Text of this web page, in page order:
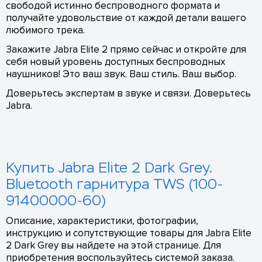
свободой истинно беспроводного формата и
получайте удовольствие от каждой детали вашего
любимого трека.
Закажите Jabra Elite 2 прямо сейчас и откройте для
себя новый уровень доступных беспроводных
наушников! Это ваш звук. Ваш стиль. Ваш выбор.
Доверьтесь экспертам в звуке и связи. Доверьтесь
Jabra.
Купить Jabra Elite 2 Dark Grey.
Bluetooth гарнитура TWS (100-
91400000-60)
Описание, характеристики, фотографии,
инструкцию и сопутствующие товары для Jabra Elite
2 Dark Grey вы найдете на этой странице. Для
приобретения воспользуйтесь системой заказа.